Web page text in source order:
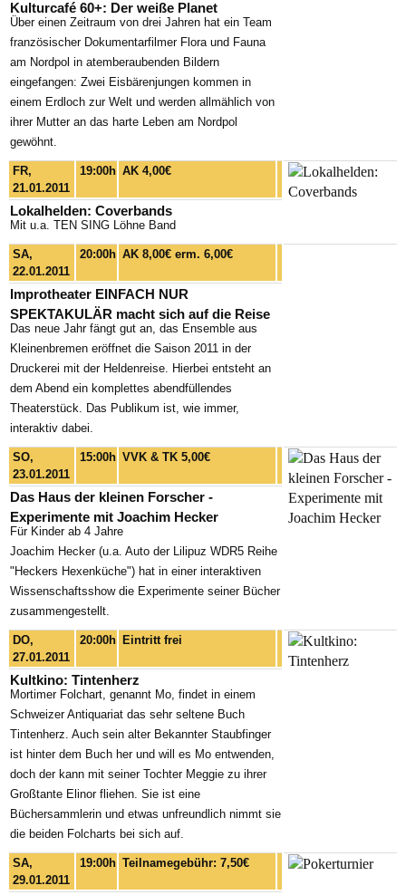
Kulturcafé 60+: Der weiße Planet
Über einen Zeitraum von drei Jahren hat ein Team
französischer Dokumentarfilmer Flora und Fauna
am Nordpol in atemberaubenden Bildern
eingefangen: Zwei Eisbärenjungen kommen in
einem Erdloch zur Welt und werden allmählich von
ihrer Mutter an das harte Leben am Nordpol
gewöhnt.
FR,
21.01.2011
19:00h AK 4,00€
Lokalhelden: Coverbands
Mit u.a. TEN SING Löhne Band
SA,
22.01.2011
20:00h AK 8,00€ erm. 6,00€
Improtheater EINFACH NUR
SPEKTAKULÄR macht sich auf die Reise
Das neue Jahr fängt gut an, das Ensemble aus
Kleinenbremen eröffnet die Saison 2011 in der
Druckerei mit der Heldenreise. Hierbei entsteht an
dem Abend ein komplettes abendfüllendes
Theaterstück. Das Publikum ist, wie immer,
interaktiv dabei.
SO,
23.01.2011
15:00h VVK & TK 5,00€
Das Haus der kleinen Forscher -
Experimente mit Joachim Hecker
Für Kinder ab 4 Jahre
Joachim Hecker (u.a. Auto der Lilipuz WDR5 Reihe
"Heckers Hexenküche") hat in einer interaktiven
Wissenschaftsshow die Experimente seiner Bücher
zusammengestellt.
DO,
27.01.2011
20:00h Eintritt frei
Kultkino: Tintenherz
Mortimer Folchart, genannt Mo, findet in einem
Schweizer Antiquariat das sehr seltene Buch
Tintenherz. Auch sein alter Bekannter Staubfinger
ist hinter dem Buch her und will es Mo entwenden,
doch der kann mit seiner Tochter Meggie zu ihrer
Großtante Elinor fliehen. Sie ist eine
Büchersammlerin und etwas unfreundlich nimmt sie
die beiden Folcharts bei sich auf.
SA,
29.01.2011
19:00h Teilnamegebühr: 7,50€